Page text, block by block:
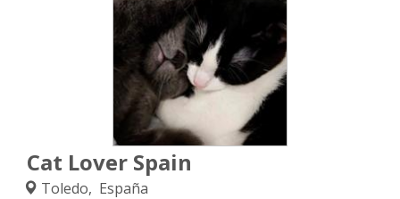
Cat Lover Spain
Toledo, España